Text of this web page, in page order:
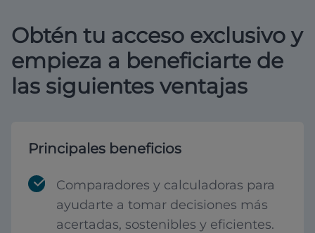
Obtén tu acceso exclusivo y
empieza a beneficiarte de
las siguientes ventajas
Principales beneficios
Comparadores y calculadoras para
ayudarte a tomar decisiones más
acertadas, sostenibles y eficientes.